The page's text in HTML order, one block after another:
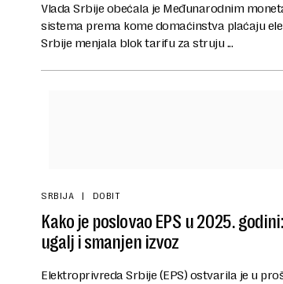
Vlada Srbije obećala je Međunarodnim
sistema prema kome domaćinstva plaćaju
Srbije menjala blok tarifu za struju ...
SRBIJA DOBIT
Kako je poslovao EPS u 2025.
ugalj i smanjen izvoz
Elektroprivreda Srbije (EPS) ostvarila je u